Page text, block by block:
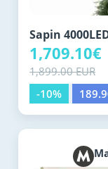
Sapin
1,709.10€
1,899.00 EUR
-10%